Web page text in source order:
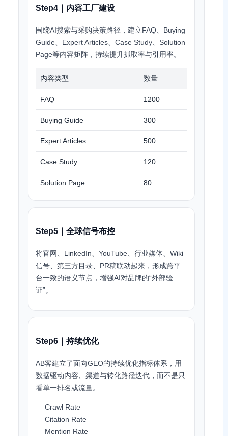
Step4｜内容工厂建设
围绕AI搜索与采购决策路径，建立FAQ、Buying
Guide、Expert Articles、Case Study、Solution
Page等内容矩阵，持续提升抓取率与引用率。
内容类型 数量
FAQ 1200
Buying Guide 300
Expert Articles 500
Case Study 120
Solution Page 80
Step5｜全球信号布控
将官网、LinkedIn、YouTube、行业媒体、Wiki
信号、第三方目录、PR稿联动起来，形成跨平
台一致的语义节点，增强AI对品牌的“外部验
证”。
Step6｜持续优化
AB客建立了面向GEO的持续优化指标体系，用
数据驱动内容、渠道与转化路径迭代，而不是只
看单一排名或流量。
Crawl Rate
Citation Rate
Mention Rate